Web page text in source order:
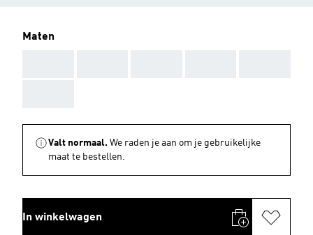
Maten
Valt normaal. We raden je aan om je gebruikelijke
maat te bestellen.
In winkelwagen